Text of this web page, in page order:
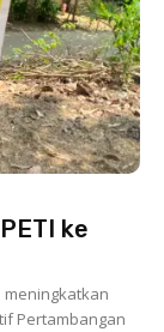
ke
meningkatkan
Pertambangan